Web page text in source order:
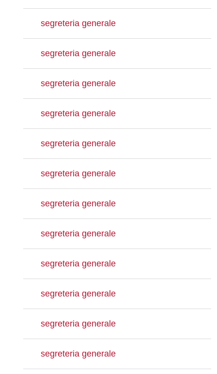
segreteria generale
segreteria generale
segreteria generale
segreteria generale
segreteria generale
segreteria generale
segreteria generale
segreteria generale
segreteria generale
segreteria generale
segreteria generale
segreteria generale